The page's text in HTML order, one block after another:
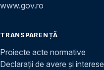
www.gov.ro
TRANSPARENȚĂ
Proiecte acte normative
Declarații de avere și interese